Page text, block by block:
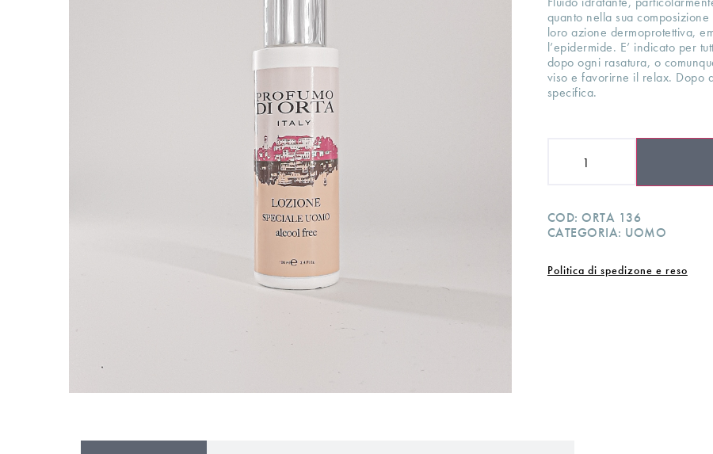
quanto nella sua
loro azione dermoprotettiva,
l’epidermide. E’ indicato per
dopo ogni rasatura, o
viso e favorirne il relax. Dopo
specifica.
COD:ORTA 136
CATEGORIA: UOMO
Politica di spedizone e reso